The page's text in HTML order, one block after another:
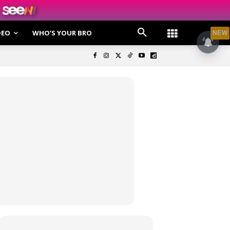
Privasi
WHO’S YOUR BRO NEW